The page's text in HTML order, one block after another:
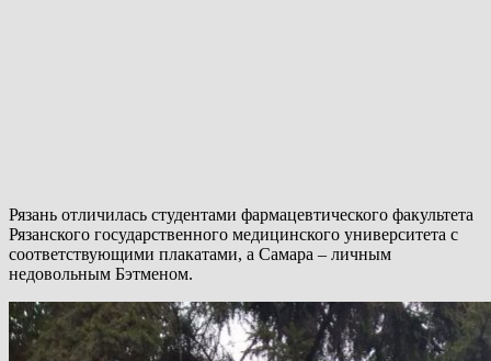
Рязань отличилась студентами фармацевтического факультета
Рязанского государственного медицинского университета с
соответствующими плакатами, а Самара – личным
недовольным Бэтменом.